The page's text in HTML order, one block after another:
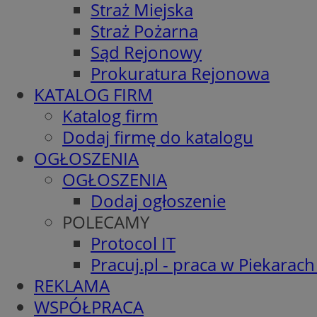
Straż Miejska
Straż Pożarna
Sąd Rejonowy
Prokuratura Rejonowa
KATALOG FIRM
Katalog firm
Dodaj firmę do katalogu
OGŁOSZENIA
OGŁOSZENIA
Dodaj ogłoszenie
POLECAMY
Protocol IT
Pracuj.pl - praca w
REKLAMA
WSPÓŁPRACA